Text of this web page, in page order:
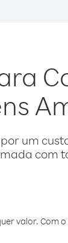
um
com
valor. Com